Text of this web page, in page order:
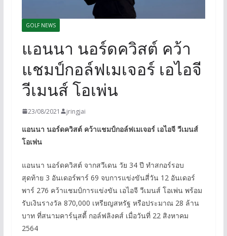
GOLF NEWS
แอนนา นอร์ดควิสต์ คว้า
แชมป์กอล์ฟเมเจอร์ เอไอจี
วีเมนส์ โอเพ่น
23/08/2021 jringjai
แอนนา นอร์ดควิสต์ คว้าแชมป์กอล์ฟเมเจอร์ เอไอจี วีเมนส์
โอเพ่น
แอนนา นอร์ดควิสต์ จากสวีเดน วัย 34 ปี ทำสกอร์รอบ
สุดท้าย 3 อันเดอร์พาร์ 69 จบการแข่งขันสี่วัน 12 อันเดอร์
พาร์ 276 คว้าแชมป์การแข่งขัน เอไอจี วีเมนส์ โอเพ่น พร้อม
รับเงินรางวัล 870,000 เหรียญสหรัฐ หรือประมาณ 28 ล้าน
บาท ที่สนามคาร์นุสตี้ กอล์ฟลิงคส์ เมื่อวันที่ 22 สิงหาคม
2564